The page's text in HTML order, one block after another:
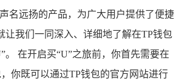
名远扬的产品，为广大用户提供了便捷
让我们一同深入、详细地了解在TP钱包
。 在开启买“U”之旅前，你首先需要在
你既可以通过TP钱包的官方网站进行